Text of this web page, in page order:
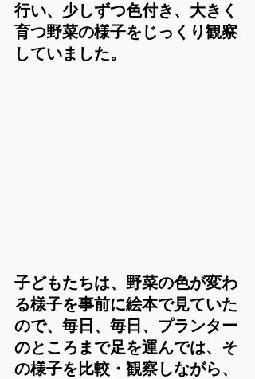
行い、少しずつ色付き、大きく
育つ野菜の様子をじっくり観察
していました。
子どもたちは、野菜の色が変わ
る様子を事前に絵本で見ていた
ので、毎日、毎日、プランター
のところまで足を運んでは、そ
の様子を比較・観察しながら、